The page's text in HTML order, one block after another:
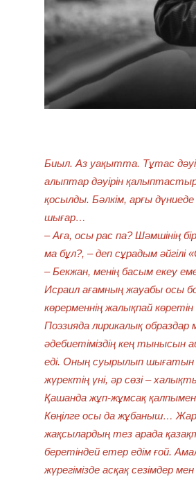
Биыл. Аз уақытта. Тұтас
алыптар дәуірін
қосылды. Бәлкім, арғы
шығар…
– Аға, осы рас па? Шәмшінің
ма бұл?, – деп сұрадым
– Бекжан, менің басым екеу
Исраил ағамның жауабы осы
көрерменнің жалықпай
Поэзияда лирикалық
әдебиетіміздің кең тынысын
еді. Оның суырылып шығатын
жүректің үні, әр сөзі –
Қашанда жұп-жұмсақ қалпымен
Көңілге осы да жұбаныш…
жақсылардың тез арада
беретіндей етер едім ғой.
жүрегімізде асқақ сезімдер